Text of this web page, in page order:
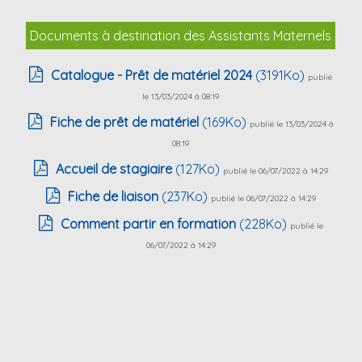
Documents à destination des Assistants Maternels
Catalogue - Prêt de matériel 2024(3191Ko) publié
le 13/03/2024 à 08:19
Fiche de prêt de matériel(169Ko) publié le 13/03/2024 à
08:19
Accueil de stagiaire(127Ko) publié le 06/07/2022 à 14:29
Fiche de liaison(237Ko) publié le 06/07/2022 à 14:29
Comment partir en formation(228Ko) publié le
06/07/2022 à 14:29